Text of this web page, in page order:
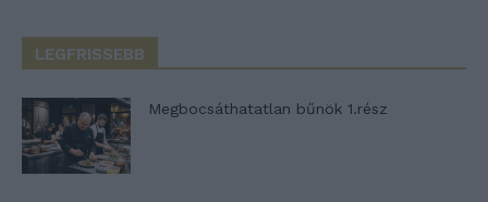
LEGFRISSEBB
Megbocsáthatatlan bűnök 1.rész